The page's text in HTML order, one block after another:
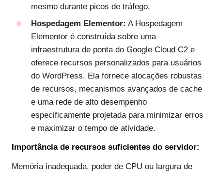
mesmo durante picos de tráfego.
Hospedagem Elementor: A Hospedagem
Elementor é construída sobre uma
infraestrutura de ponta do Google Cloud C2 e
oferece recursos personalizados para usuários
do WordPress. Ela fornece alocações robustas
de recursos, mecanismos avançados de cache
e uma rede de alto desempenho
especificamente projetada para minimizar erros
e maximizar o tempo de atividade.
Importância de recursos suficientes do servidor:
Memória inadequada, poder de CPU ou largura de